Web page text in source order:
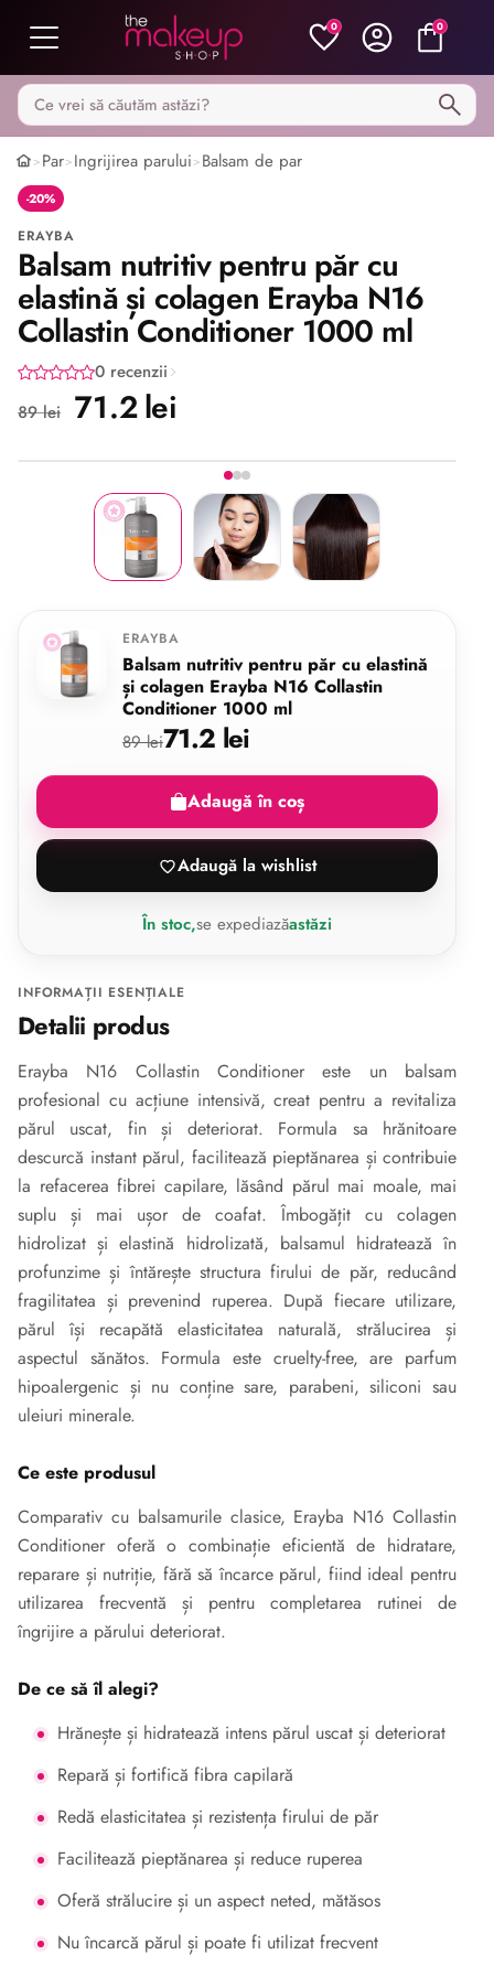
0 0
Caută pe MakeupShop
>Par>Ingrijirea parului>Balsam de par
-20%
ERAYBA
Balsam nutritiv pentru păr cu
elastină și colagen Erayba N16
Collastin Conditioner 1000 ml
0 recenzii
89 lei 71.2 lei
Imaginea 1 din 3
ERAYBA
Balsam nutritiv pentru păr cu elastină
și colagen Erayba N16 Collastin
Conditioner 1000 ml
89 lei71.2 lei
Adaugă în coș
Adaugă la wishlist
În stoc,se expediazăastăzi
INFORMAȚII ESENȚIALE
Detalii produs
Erayba N16 Collastin Conditioner este un balsam
profesional cu acțiune intensivă, creat pentru a revitaliza
părul uscat, fin și deteriorat. Formula sa hrănitoare
descurcă instant părul, facilitează pieptănarea și contribuie
la refacerea fibrei capilare, lăsând părul mai moale, mai
suplu și mai ușor de coafat. Îmbogățit cu colagen
hidrolizat și elastină hidrolizată, balsamul hidratează în
profunzime și întărește structura firului de păr, reducând
fragilitatea și prevenind ruperea. După fiecare utilizare,
părul își recapătă elasticitatea naturală, strălucirea și
aspectul sănătos. Formula este cruelty-free, are parfum
hipoalergenic și nu conține sare, parabeni, siliconi sau
uleiuri minerale.
Ce este produsul
Comparativ cu balsamurile clasice, Erayba N16 Collastin
Conditioner oferă o combinație eficientă de hidratare,
reparare și nutriție, fără să încarce părul, fiind ideal pentru
utilizarea frecventă și pentru completarea rutinei de
îngrijire a părului deteriorat.
De ce să îl alegi?
Hrănește și hidratează intens părul uscat și deteriorat
Repară și fortifică fibra capilară
Redă elasticitatea și rezistența firului de păr
Facilitează pieptănarea și reduce ruperea
Oferă strălucire și un aspect neted, mătăsos
Nu încarcă părul și poate fi utilizat frecvent